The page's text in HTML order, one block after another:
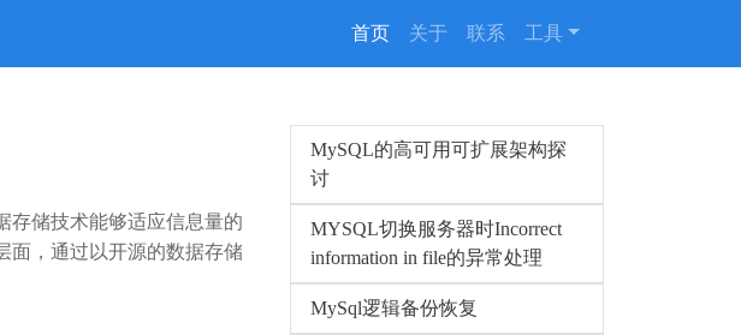
首页(current)
关于 联系 工具
存储技术能够适应信息量的
面，通过以开源的数据存储
MySQL的高可用可扩展架构探
讨
MYSQL切换服务器时Incorrect
information in file的异常处理
MySql逻辑备份恢复